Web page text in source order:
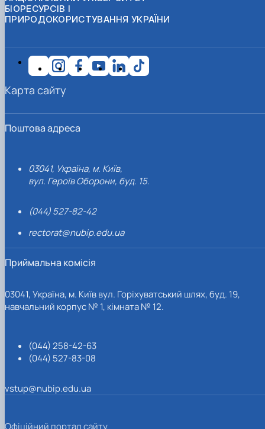
БІОРЕСУРСІВ І
ПРИРОДОКОРИСТУВАННЯ УКРАЇНИ
Поштова адреса
03041, Україна, м. Київ,
вул. Героїв Оборони, буд. 15.
(044) 527-82-42
rectorat@nubip.edu.ua
Приймальна комісія
03041, Україна, м. Київ вул. Горіхуватський шлях, буд. 19,
навчальний корпус № 1, кімната № 12.
(044) 258-42-63
(044) 527-83-08
vstup@nubip.edu.ua
Карта сайту
Офіційний портал сайту